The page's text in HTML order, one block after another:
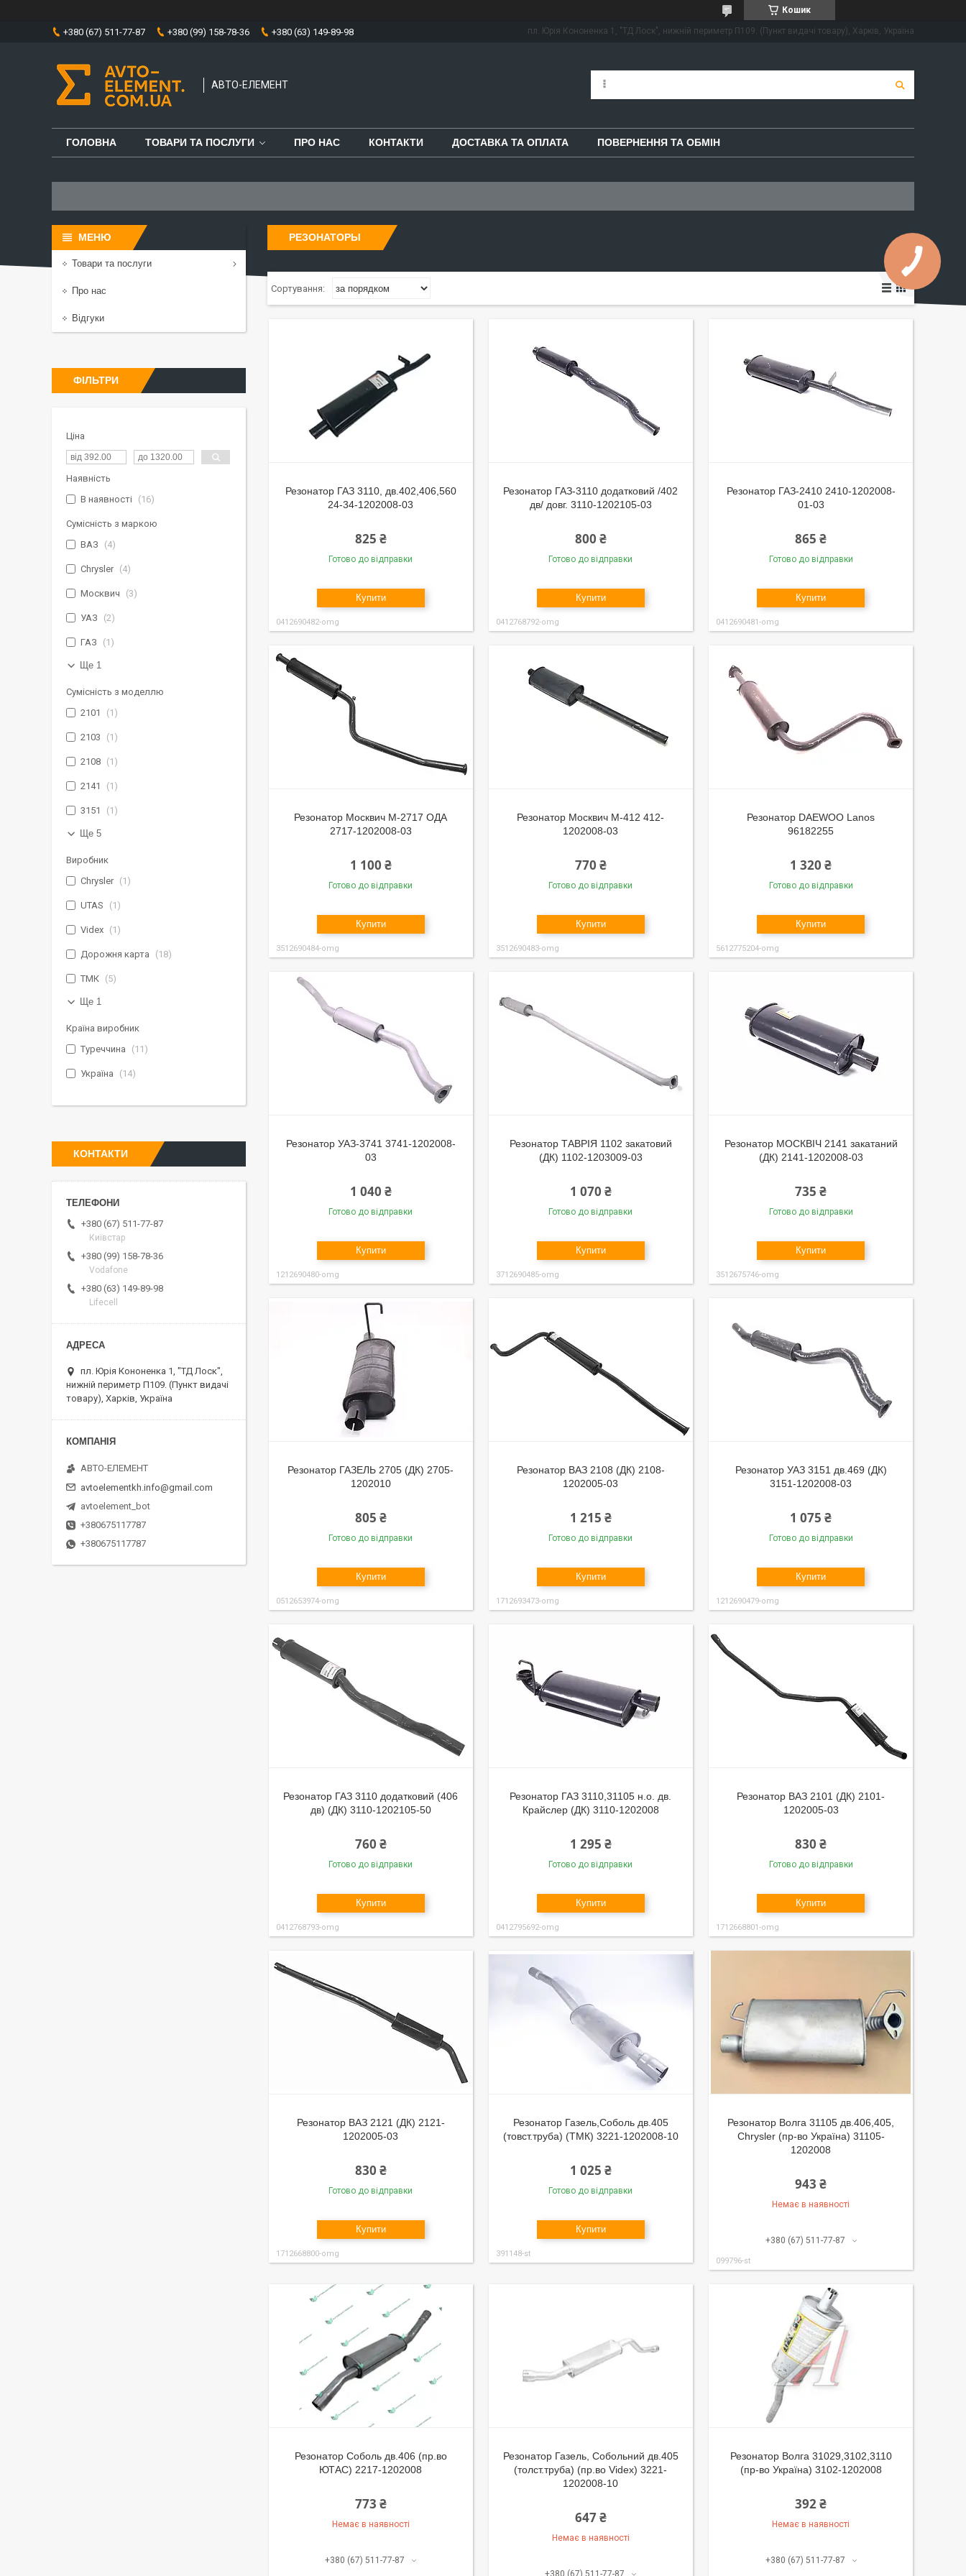
Кошик
+380 (67) 511-77-87 +380 (99) 158-78-36 +380 (63) 149-89-98 пл. Юрія Кононенка 1, "ТД Лоск", нижній периметр П109. (Пункт видачі товару), Харків, Україна
АВТО-ЕЛЕМЕНТ
ГОЛОВНА ТОВАРИ ТА ПОСЛУГИ ПРО НАС КОНТАКТИ ДОСТАВКА ТА ОПЛАТА ПОВЕРНЕННЯ ТА ОБМІН
РЕЗОНАТОРЫ
Резонатор ГАЗ 3110, дв.402,406,560
24-34-1202008-03
825 ₴
Готово до відправки
Купити
0412690482-omg
Резонатор ГАЗ-3110 додатковий /402
дв/ довг. 3110-1202105-03
800 ₴
Готово до відправки
Купити
0412768792-omg
Резонатор ГАЗ-2410 2410-1202008-
01-03
865 ₴
Готово до відправки
Купити
0412690481-omg
Резонатор Москвич М-2717 ОДА
2717-1202008-03
1 100 ₴
Готово до відправки
Купити
3512690484-omg
Резонатор Москвич М-412 412-
1202008-03
770 ₴
Готово до відправки
Купити
3512690483-omg
Резонатор DAEWOO Lanos
96182255
1 320 ₴
Готово до відправки
Купити
5612775204-omg
Резонатор УАЗ-3741 3741-1202008-
03
1 040 ₴
Готово до відправки
Купити
1212690480-omg
Резонатор ТАВРІЯ 1102 закатовий
(ДК) 1102-1203009-03
1 070 ₴
Готово до відправки
Купити
3712690485-omg
Резонатор МОСКВІЧ 2141 закатаний
(ДК) 2141-1202008-03
735 ₴
Готово до відправки
Купити
3512675746-omg
Резонатор ГАЗЕЛЬ 2705 (ДК) 2705-
1202010
805 ₴
Готово до відправки
Купити
0512653974-omg
Резонатор ВАЗ 2108 (ДК) 2108-
1202005-03
1 215 ₴
Готово до відправки
Купити
1712693473-omg
Резонатор УАЗ 3151 дв.469 (ДК)
3151-1202008-03
1 075 ₴
Готово до відправки
Купити
1212690479-omg
Резонатор ГАЗ 3110 додатковий (406
дв) (ДК) 3110-1202105-50
760 ₴
Готово до відправки
Купити
0412768793-omg
Резонатор ГАЗ 3110,31105 н.о. дв.
Крайслер (ДК) 3110-1202008
1 295 ₴
Готово до відправки
Купити
0412795692-omg
Резонатор ВАЗ 2101 (ДК) 2101-
1202005-03
830 ₴
Готово до відправки
Купити
1712668801-omg
Резонатор ВАЗ 2121 (ДК) 2121-
1202005-03
830 ₴
Готово до відправки
Купити
1712668800-omg
Резонатор Газель,Соболь дв.405
(товст.труба) (ТМК) 3221-1202008-10
1 025 ₴
Готово до відправки
Купити
391148-st
Резонатор Волга 31105 дв.406,405,
Chrysler (пр-во Україна) 31105-
1202008
943 ₴
Немає в наявності
+380 (67) 511-77-87
099796-st
Резонатор Соболь дв.406 (пр.во
ЮТАС) 2217-1202008
773 ₴
Немає в наявності
+380 (67) 511-77-87
Резонатор Газель, Собольний дв.405
(толст.труба) (пр.во Videx) 3221-
1202008-10
647 ₴
Немає в наявності
+380 (67) 511-77-87
Резонатор Волга 31029,3102,3110
(пр-во Україна) 3102-1202008
392 ₴
Немає в наявності
+380 (67) 511-77-87
Товари та послуги
Про нас
Відгуки
ФІЛЬТРИ
Ціна
Наявність
В наявності
16
Сумісність з маркою
ВАЗ
4
Chrysler 4
Москвич 3
УАЗ 2
ГАЗ 1
Ще 1
Сумісність з моделлю
2101
1
2103 1
2108 1
2141 1
3151 1
Ще 5
Виробник
Chrysler
1
UTAS 1
Videx 1
Дорожня карта 18
ТМК 5
Ще 1
Країна виробник
Туреччина
11
Україна 14
КОНТАКТИ
+380 (67) 511-77-87
Київстар
+380 (99) 158-78-36
Vodafone
+380 (63) 149-89-98
Lifecell
пл. Юрія Кононенка 1, "ТД Лоск",
нижній периметр П109. (Пункт видачі
товару), Харків, Україна
АВТО-ЕЛЕМЕНТ
avtoelementkh.info@gmail.com
avtoelement_bot
+380675117787
+380675117787